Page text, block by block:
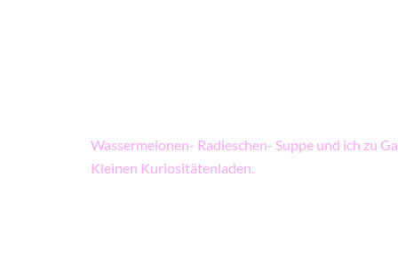
Beitragsnavigation
Wassermelonen- Radieschen- Suppe und ich zu
Kleinen Kuriositätenladen.